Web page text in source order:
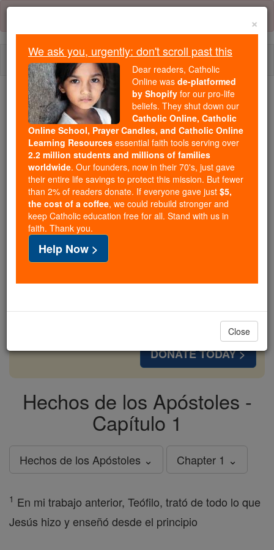
Skip
content
Because of You, 2.2 Million
Students Are Being Formed in the
Faith
Because of generous supporters like you,
Catholic Online School has already delivered
free, faithful Catholic education to over 2.2
million students across 193 countries. In an age
of noise and algorithms, you are helping form
souls with truth, prayer, Scripture, and Christ.
If everyone who reads this gave just $5 — the
free for all. Be Courageous. Be Catholic. Stand
DONATE TODAY >
Hechos de los Apóstoles -
Capítulo 1
Hechos de los Apóstoles ⌄ Chapter 1 ⌄
1 En mi trabajo anterior, Teófilo, trató de todo lo que
Jesús hizo y enseñó desde el principio
×
We ask you, urgently: don't scroll past this
Dear readers, Catholic
Online was de-platformed
by Shopify for our pro-life
beliefs. They shut down our
Catholic Online, Catholic
Online School, Prayer Candles, and Catholic Online
Learning Resources essential faith tools serving over
2.2 million students and millions of families
worldwide. Our founders, now in their 70's, just gave
their entire life savings to protect this mission. But fewer
than 2% of readers donate. If everyone gave just $5,
the cost of a coffee, we could rebuild stronger and
keep Catholic education free for all. Stand with us in
faith. Thank you.
Help Now >
Close